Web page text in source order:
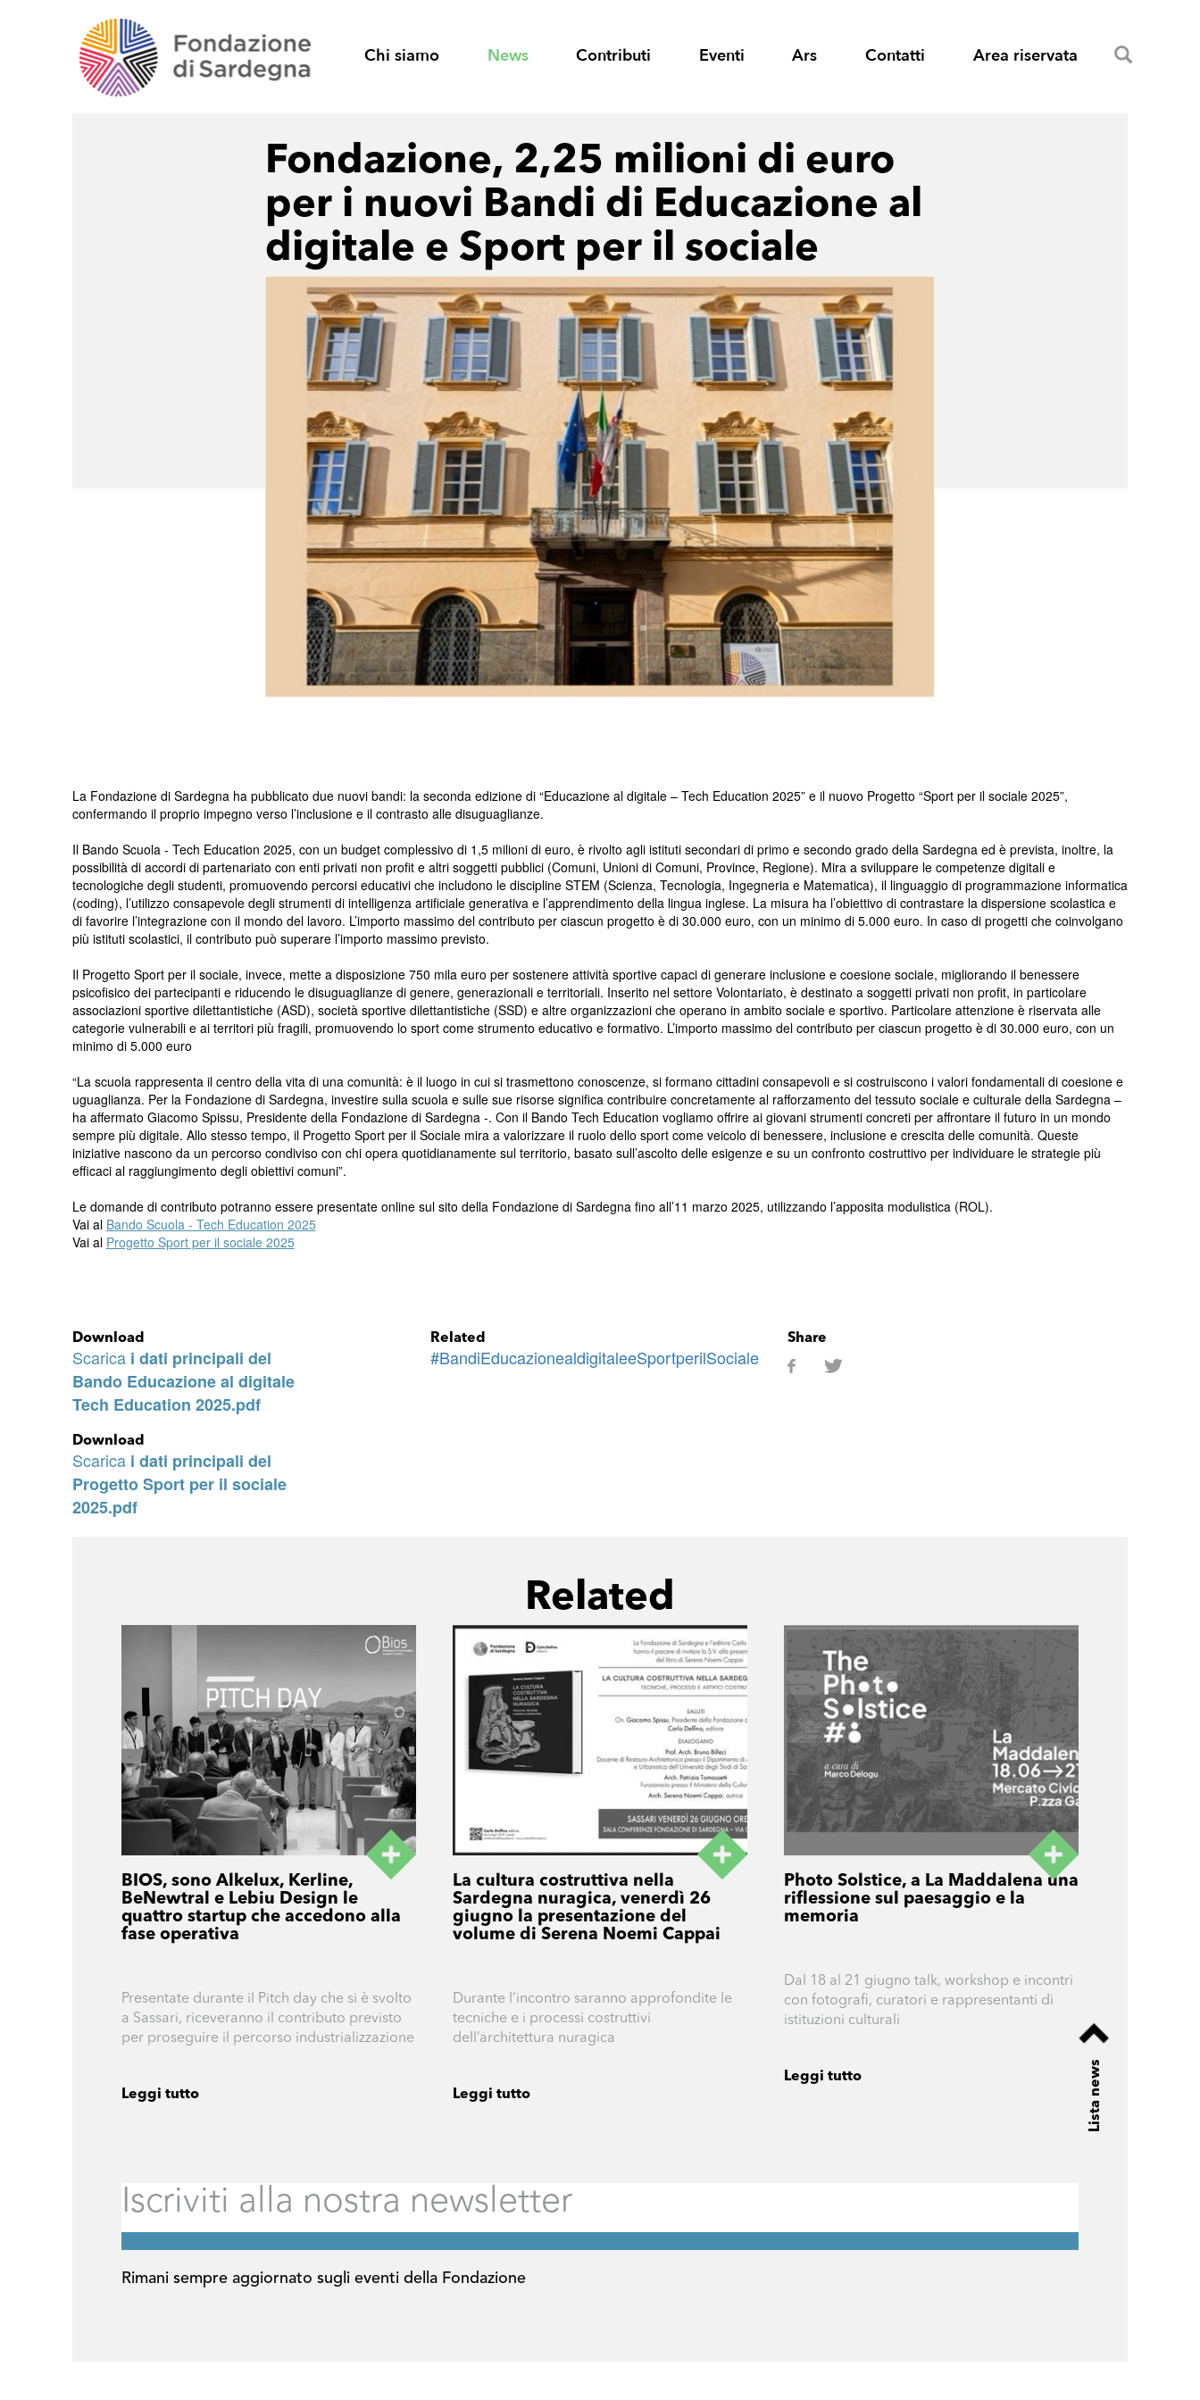
Chi siamo News Contributi Eventi Ars Contatti Area riservata
Fondazione, 2,25 milioni di euro
per i nuovi Bandi di Educazione al
digitale e Sport per il sociale
La Fondazione di Sardegna ha pubblicato due nuovi bandi: la seconda edizione di “Educazione al digitale – Tech Education 2025” e il nuovo Progetto “Sport per il sociale 2025”,
confermando il proprio impegno verso l’inclusione e il contrasto alle disuguaglianze.
Il Bando Scuola - Tech Education 2025, con un budget complessivo di 1,5 milioni di euro, è rivolto agli istituti secondari di primo e secondo grado della Sardegna ed è prevista, inoltre, la
possibilità di accordi di partenariato con enti privati non profit e altri soggetti pubblici (Comuni, Unioni di Comuni, Province, Regione). Mira a sviluppare le competenze digitali e
tecnologiche degli studenti, promuovendo percorsi educativi che includono le discipline STEM (Scienza, Tecnologia, Ingegneria e Matematica), il linguaggio di programmazione informatica
(coding), l’utilizzo consapevole degli strumenti di intelligenza artificiale generativa e l’apprendimento della lingua inglese. La misura ha l’obiettivo di contrastare la dispersione scolastica e
di favorire l’integrazione con il mondo del lavoro. L’importo massimo del contributo per ciascun progetto è di 30.000 euro, con un minimo di 5.000 euro. In caso di progetti che coinvolgano
più istituti scolastici, il contributo può superare l’importo massimo previsto.
Il Progetto Sport per il sociale, invece, mette a disposizione 750 mila euro per sostenere attività sportive capaci di generare inclusione e coesione sociale, migliorando il benessere
psicofisico dei partecipanti e riducendo le disuguaglianze di genere, generazionali e territoriali. Inserito nel settore Volontariato, è destinato a soggetti privati non profit, in particolare
associazioni sportive dilettantistiche (ASD), società sportive dilettantistiche (SSD) e altre organizzazioni che operano in ambito sociale e sportivo. Particolare attenzione è riservata alle
categorie vulnerabili e ai territori più fragili, promuovendo lo sport come strumento educativo e formativo. L’importo massimo del contributo per ciascun progetto è di 30.000 euro, con un
minimo di 5.000 euro
“La scuola rappresenta il centro della vita di una comunità: è il luogo in cui si trasmettono conoscenze, si formano cittadini consapevoli e si costruiscono i valori fondamentali di coesione e
uguaglianza. Per la Fondazione di Sardegna, investire sulla scuola e sulle sue risorse significa contribuire concretamente al rafforzamento del tessuto sociale e culturale della Sardegna –
ha affermato Giacomo Spissu, Presidente della Fondazione di Sardegna -. Con il Bando Tech Education vogliamo offrire ai giovani strumenti concreti per affrontare il futuro in un mondo
sempre più digitale. Allo stesso tempo, il Progetto Sport per il Sociale mira a valorizzare il ruolo dello sport come veicolo di benessere, inclusione e crescita delle comunità. Queste
iniziative nascono da un percorso condiviso con chi opera quotidianamente sul territorio, basato sull’ascolto delle esigenze e su un confronto costruttivo per individuare le strategie più
efficaci al raggiungimento degli obiettivi comuni”.
Le domande di contributo potranno essere presentate online sul sito della Fondazione di Sardegna fino all’11 marzo 2025, utilizzando l’apposita modulistica (ROL).
Vai al Bando Scuola - Tech Education 2025
Vai al Progetto Sport per il sociale 2025
Download
Scarica i dati principali del
Bando Educazione al digitale
Tech Education 2025.pdf
Download
Scarica i dati principali del
Progetto Sport per il sociale
2025.pdf
Related
#BandiEducazionealdigitaleeSportperilSociale
Share
Related
BIOS, sono Alkelux, Kerline,
BeNewtral e Lebiu Design le
quattro startup che accedono alla
fase operativa
Presentate durante il Pitch day che si è svolto
a Sassari, riceveranno il contributo previsto
per proseguire il percorso industrializzazione
Leggi tutto
La cultura costruttiva nella
Sardegna nuragica, venerdì 26
giugno la presentazione del
volume di Serena Noemi Cappai
Durante l’incontro saranno approfondite le
tecniche e i processi costruttivi
dell’architettura nuragica
Leggi tutto
Photo Solstice, a La Maddalena una
riflessione sul paesaggio e la
memoria
Dal 18 al 21 giugno talk, workshop e incontri
con fotografi, curatori e rappresentanti di
istituzioni culturali
Leggi tutto Lista news
Rimani sempre aggiornato sugli eventi della Fondazione